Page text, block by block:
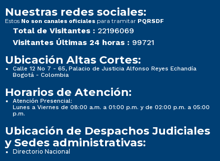
Nuestras redes sociales:
Estos No son canales oficiales para tramitar PQRSDF
Total de Visitantes : 22196069
Visitantes Últimas 24 horas : 99721
Ubicación Altas Cortes:
Calle 12 No 7 - 65, Palacio de Justicia Alfonso Reyes Echandía
Bogotá - Colombia
Horarios de Atención:
Atención Presencial:
Lunes a Viernes de 08:00 a.m. a 01:00 p.m. y de 02:00 p.m. a 05:00
p.m.
Ubicación de Despachos Judiciales
y Sedes administrativas:
Directorio Nacional